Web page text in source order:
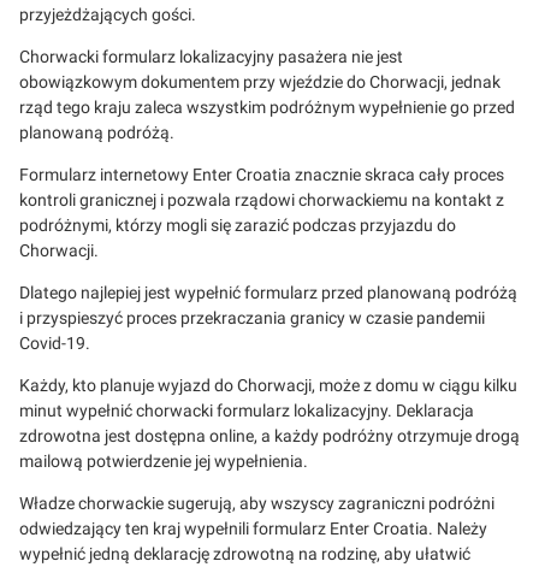
przyjeżdżających gości.
Chorwacki formularz lokalizacyjny pasażera nie jest
obowiązkowym dokumentem przy wjeździe do Chorwacji, jednak
rząd tego kraju zaleca wszystkim podróżnym wypełnienie go przed
planowaną podróżą.
Formularz internetowy Enter Croatia znacznie skraca cały proces
kontroli granicznej i pozwala rządowi chorwackiemu na kontakt z
podróżnymi, którzy mogli się zarazić podczas przyjazdu do
Chorwacji.
Dlatego najlepiej jest wypełnić formularz przed planowaną podróżą
i przyspieszyć proces przekraczania granicy w czasie pandemii
Covid-19.
Każdy, kto planuje wyjazd do Chorwacji, może z domu w ciągu kilku
minut wypełnić chorwacki formularz lokalizacyjny. Deklaracja
zdrowotna jest dostępna online, a każdy podróżny otrzymuje drogą
mailową potwierdzenie jej wypełnienia.
Władze chorwackie sugerują, aby wszyscy zagraniczni podróżni
odwiedzający ten kraj wypełnili formularz Enter Croatia. Należy
wypełnić jedną deklarację zdrowotną na rodzinę, aby ułatwić